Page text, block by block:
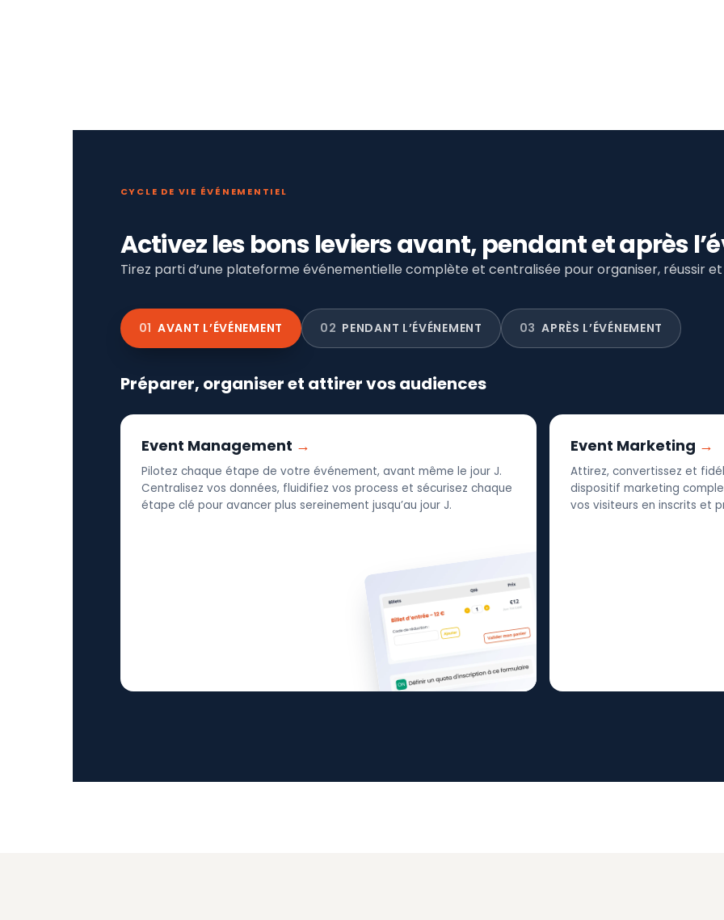
CYCLE DE VIE ÉVÉNEMENTIEL
Activez les bons leviers avant, pendant et après
Tirez parti d’une plateforme événementielle complète et centralisée pour organiser, réussir
01 AVANT L’ÉVÉNEMENT 02 PENDANT L’ÉVÉNEMENT 03 APRÈS L’ÉVÉNEMENT
Préparer, organiser et attirer vos audiences
Event Management
Pilotez chaque étape de votre événement, avant même le jour J.
Centralisez vos données, fluidifiez vos process et sécurisez chaque
étape clé pour avancer plus sereinement jusqu’au jour J.
Event Marketing
Attirez, convertissez et
dispositif marketing
vos visiteurs en inscrits et